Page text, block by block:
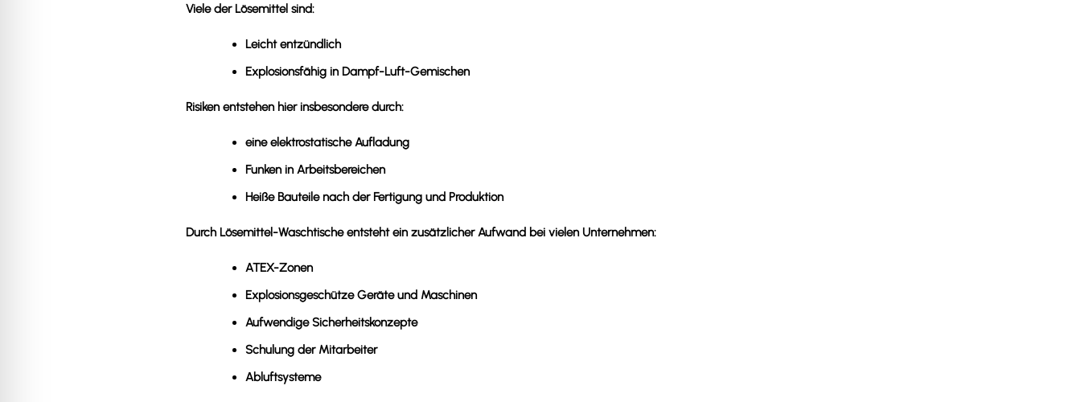
Viele der Lösemittel sind:
Leicht entzündlich
Explosionsfähig in Dampf-Luft-Gemischen
Risiken entstehen hier insbesondere durch:
eine elektrostatische Aufladung
Funken in Arbeitsbereichen
Heiße Bauteile nach der Fertigung und Produktion
Durch Lösemittel-Waschtische entsteht ein zusätzlicher Aufwand bei vielen Unternehmen:
ATEX-Zonen
Explosionsgeschütze Geräte und Maschinen
Aufwendige Sicherheitskonzepte
Schulung der Mitarbeiter
Abluftsysteme